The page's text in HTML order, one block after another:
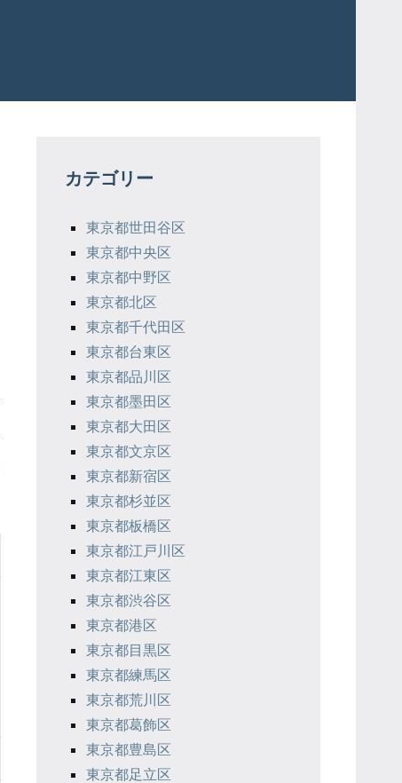
カテゴリー
東京都世田谷区
東京都中央区
東京都中野区
東京都北区
東京都千代田区
東京都台東区
東京都品川区
東京都墨田区
東京都大田区
東京都文京区
東京都新宿区
東京都杉並区
東京都板橋区
東京都江戸川区
東京都江東区
東京都渋谷区
東京都港区
東京都目黒区
東京都練馬区
東京都荒川区
東京都葛飾区
東京都豊島区
東京都足立区